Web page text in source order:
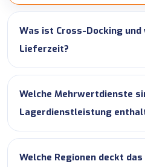
Was ist Cross-Docking
Lieferzeit?
Welche Mehrwertdienste
Lagerdienstleistung
Welche Regionen deckt